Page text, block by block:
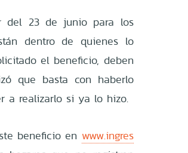
del 23 de junio para los
dentro de quienes lo
el beneficio, deben
que basta con haberlo
a realizarlo si ya lo hizo.
beneficio en www.ingres